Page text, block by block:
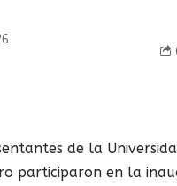
de la
participaron en la